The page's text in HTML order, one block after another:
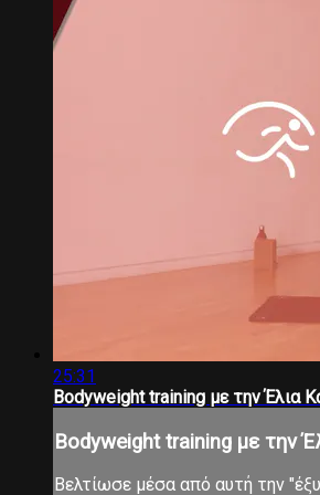
25:31
Bodyweight training με την Έλια
Bodyweight training με την
Βελτίωσε μέσα από αυτή την